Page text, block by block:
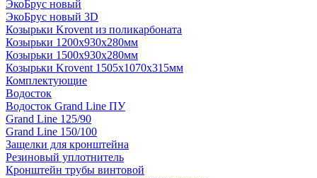
ЭкоБрус новый
ЭкоБрус новый 3D
Козырьки Krovent из поликарбоната
Козырьки 1200х930х280мм
Козырьки 1500х930х280мм
Козырьки Krovent 1505х1070х315мм
Комплектующие
Водосток
Водосток Grand Line ПУ
Grand Line 125/90
Grand Line 150/100
Защелки для кронштейна
Резиновый уплотнитель
Кронштейн трубы винтовой